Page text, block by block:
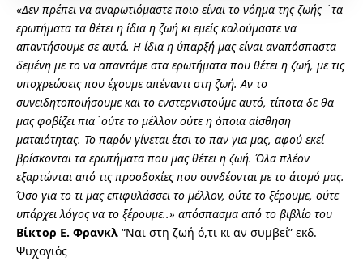
«Δεν πρέπει να αναρωτιόμαστε ποιο είναι το νόημα της ζωής ̇ τα
ερωτήματα τα θέτει η ίδια η ζωή κι εμείς καλούμαστε να
απαντήσουμε σε αυτά. Η ίδια η ύπαρξή μας είναι αναπόσπαστα
δεμένη με το να απαντάμε στα ερωτήματα που θέτει η ζωή, με τις
υποχρεώσεις που έχουμε απέναντι στη ζωή. Αν το
συνειδητοποιήσουμε και το ενστερνιστούμε αυτό, τίποτα δε θα
μας φοβίζει πια ͘ ούτε το μέλλον ούτε η όποια αίσθηση
ματαιότητας. Το παρόν γίνεται έτσι το παν για μας, αφού εκεί
βρίσκονται τα ερωτήματα που μας θέτει η ζωή. Όλα πλέον
εξαρτώνται από τις προσδοκίες που συνδέονται με το άτομό μας.
Όσο για το τι μας επιφυλάσσει το μέλλον, ούτε το ξέρουμε, ούτε
υπάρχει λόγος να το ξέρουμε..» απόσπασμα από το βιβλίο του
Βίκτορ Ε. Φρανκλ “Ναι στη ζωή ό,τι κι αν συμβεί” εκδ.
Ψυχογιός